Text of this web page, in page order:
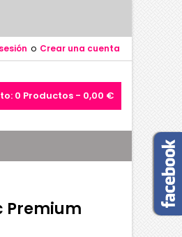
o Crear una cuenta
0 Productos - 0,00 €
Premium